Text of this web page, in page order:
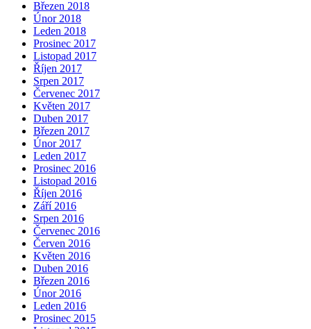
Březen 2018
Únor 2018
Leden 2018
Prosinec 2017
Listopad 2017
Říjen 2017
Srpen 2017
Červenec 2017
Květen 2017
Duben 2017
Březen 2017
Únor 2017
Leden 2017
Prosinec 2016
Listopad 2016
Říjen 2016
Září 2016
Srpen 2016
Červenec 2016
Červen 2016
Květen 2016
Duben 2016
Březen 2016
Únor 2016
Leden 2016
Prosinec 2015